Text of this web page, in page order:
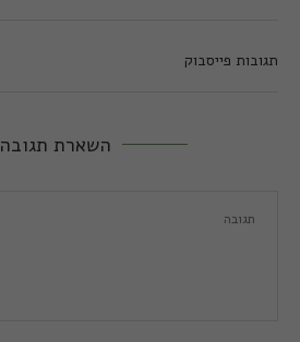
תגובות פייסבוק
השארת תגובה